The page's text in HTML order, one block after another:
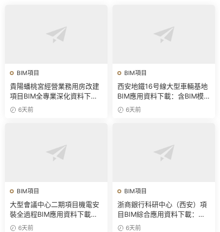
BIM項目
貴陽蟠桃宮經營業務用房改建
項目BIM全專業深化資料下
載：含模型、彙報PPT及演示
視頻
6天前
BIM項目
西安地鐵16号線大型車輛基地
BIM應用資料下載：含BIM模
型、彙報PPT及演示視頻
6天前
BIM項目
大型會議中心二期項目機電安
裝全過程BIM應用資料下載：
含BIM模型、彙報PPT及視頻
6天前
BIM項目
浙商銀行科研中心（西安）項
目BIM綜合應用資料下載：含
全套BIM模型、彙報PPT
6天前